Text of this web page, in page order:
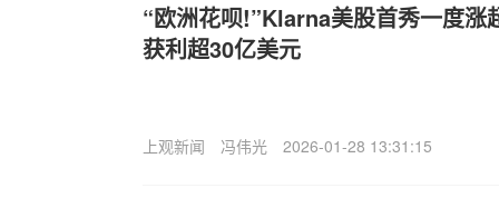
“欧洲花呗!”Klarna美股首秀一度涨
获利超30亿美元
上观新闻 冯伟光 2026-01-28 13:31:15